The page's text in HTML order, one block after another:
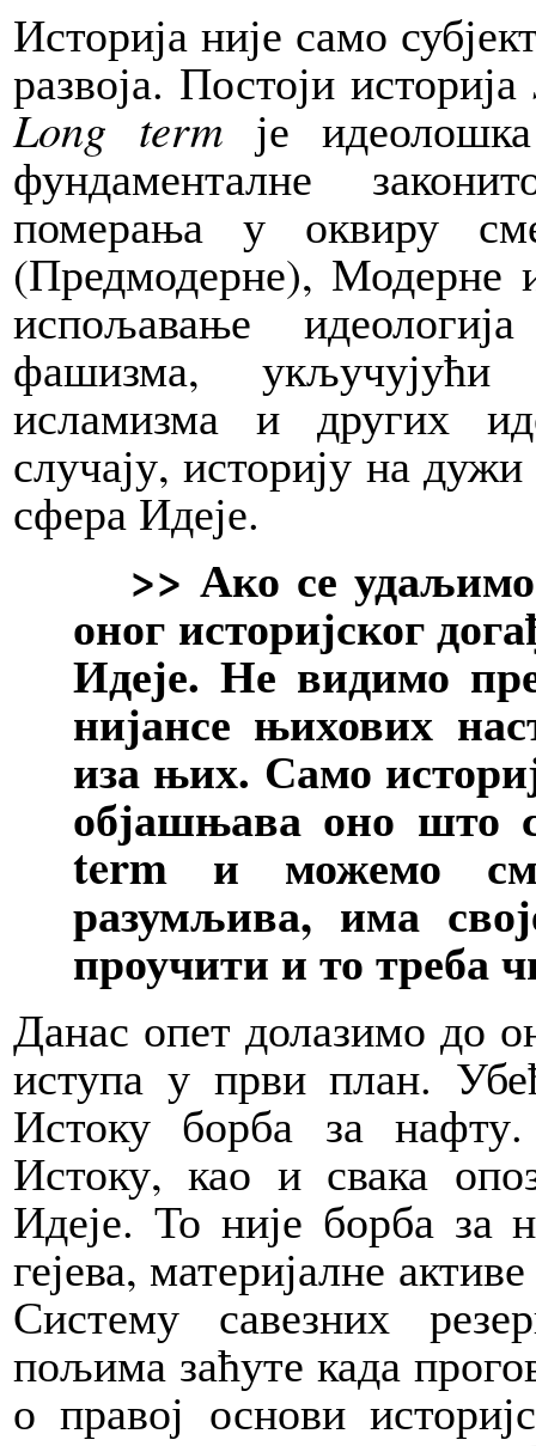
Историја није само
развоја. Постоји историја
Long term је
фундаменталне
померања у оквиру
(Предмодерне), Модерне
испољавање
фашизма, укључујући
исламизма и других
случају, историју на
сфера Идеје.
>> Ако се удаљимо
оног историјског
Идеје. Не видимо
нијансе њихових
иза њих. Само
објашњава оно што
term и можемо
разумљива, има
проучити и то треба
Данас опет долазимо до
иступа у први план.
Истоку борба за
Истоку, као и свака
Идеје. То није борба за
гејева, материјалне
Систему савезних
пољима заћуте када
о правој основи